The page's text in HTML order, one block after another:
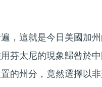
，這就是今日美國加
芬太尼的現象歸咎於
的州分，竟然選擇以